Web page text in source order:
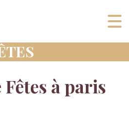
Fêtes à paris